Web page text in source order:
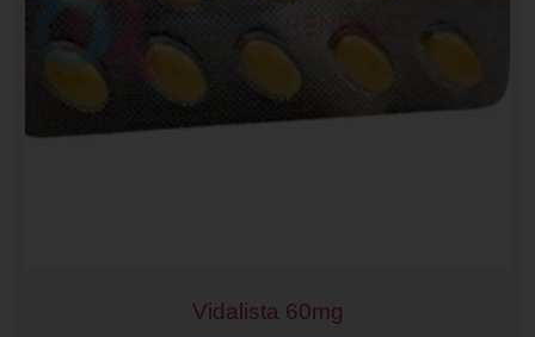
Vidalista 60mg